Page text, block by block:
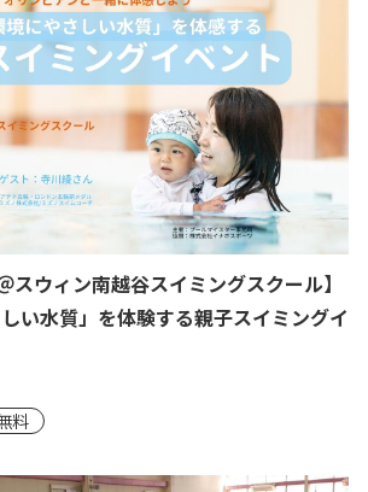
スウィン南越谷スイミングスクール】
しい水質」を体験する親子スイミングイ
料